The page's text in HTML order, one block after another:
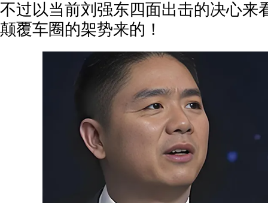
不过以当前刘强东四面出击的决心来
颠覆车圈的架势来的！